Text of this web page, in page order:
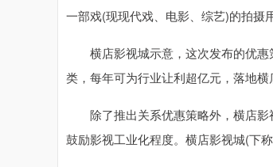
一部戏(现现代戏、电影、综艺)的拍摄
横店影视城示意，这次发布的优惠
类，每年可为行业让利超亿元，落地横
除了推出关系优惠策略外，横店影
鼓励影视工业化程度。横店影视城(下